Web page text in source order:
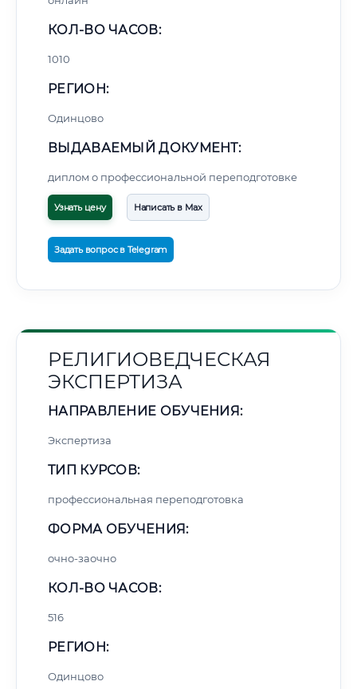
КОЛ-ВО ЧАСОВ:
1010
РЕГИОН:
Одинцово
ВЫДАВАЕМЫЙ ДОКУМЕНТ:
диплом о профессиональной переподготовке
Узнать цену Написать в Max
Задать вопрос в Telegram
РЕЛИГИОВЕДЧЕСКАЯ
ЭКСПЕРТИЗА
НАПРАВЛЕНИЕ ОБУЧЕНИЯ:
Экспертиза
ТИП КУРСОВ:
профессиональная переподготовка
ФОРМА ОБУЧЕНИЯ:
очно-заочно
КОЛ-ВО ЧАСОВ:
516
РЕГИОН:
Одинцово